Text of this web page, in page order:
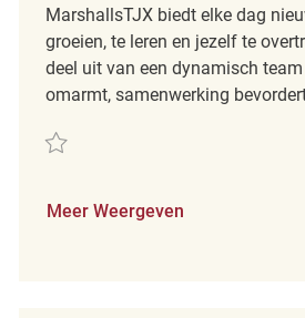
MarshallsTJX biedt elke dag
groeien, te leren en jezelf te
deel uit van een dynamisch
omarmt, samenwerking
Redden Merchandise Associate
Meer Weergeven